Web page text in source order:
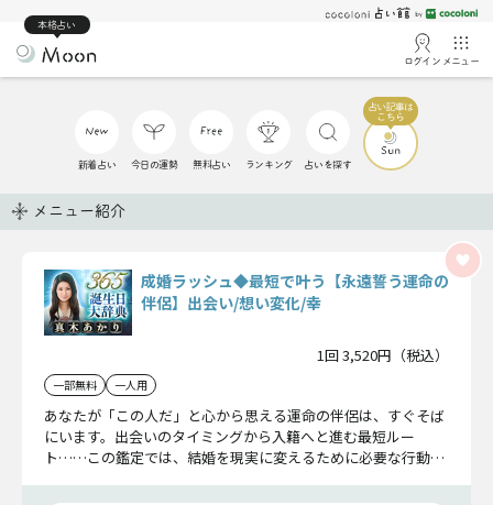
本格占い
ログイン メニュー
新着占い 今日の運勢 無料占い ランキング 占いを探す
メニュー紹介
成婚ラッシュ◆最短で叶う【永遠誓う運命の
伴侶】出会い/想い変化/幸
1回 3,520円（税込）
一部無料 一人用
あなたが「この人だ」と心から思える運命の伴侶は、すぐそば
にいます。出会いのタイミングから入籍へと進む最短ルー
ト……この鑑定では、結婚を現実に変えるために必要な行動、